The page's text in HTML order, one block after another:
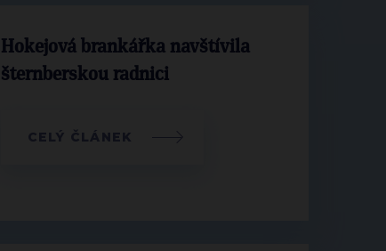
Hokejová brankářka navštívila
šternberskou radnici
CELÝ ČLÁNEK